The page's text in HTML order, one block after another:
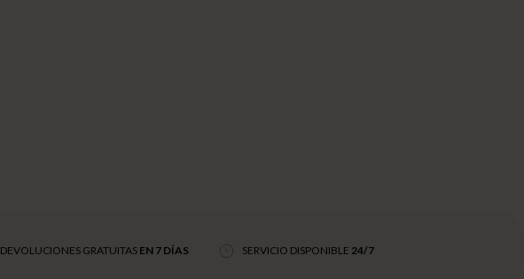
DEVOLUCIONES GRATUITAS EN 7 DÍAS SERVICIO DISPONIBLE 24/7